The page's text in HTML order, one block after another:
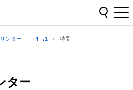
ンター PF-71 特長
ター